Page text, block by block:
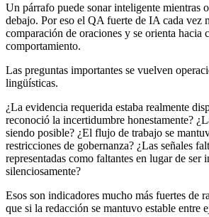
Un párrafo puede sonar inteligente mientras
debajo. Por eso el QA fuerte de IA cada vez
comparación de oraciones y se orienta hacia
comportamiento.
Las preguntas importantes se vuelven
lingüísticas.
¿La evidencia requerida estaba realmente
reconoció la incertidumbre honestamente?
siendo posible? ¿El flujo de trabajo se
restricciones de gobernanza? ¿Las señales
representadas como faltantes en lugar de ser
silenciosamente?
Esos son indicadores mucho más fuertes de
que si la redacción se mantuvo estable entre